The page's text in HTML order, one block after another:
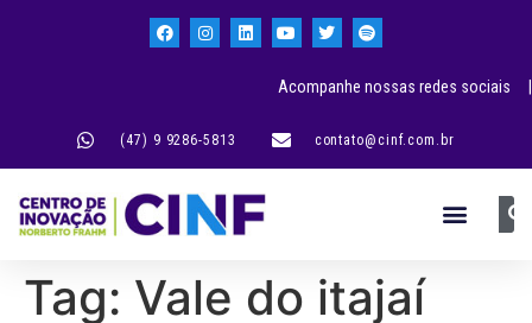
(47) 9 9286-5813 contato@cinf.com.br
Acompanhe nossas redes sociais |
Tag: Vale do itajaí